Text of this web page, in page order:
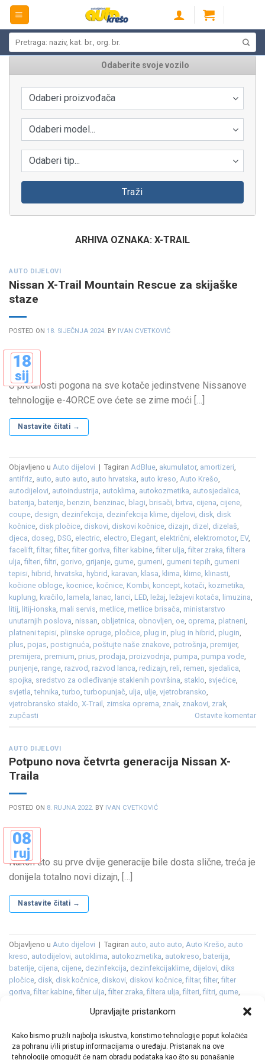
Upravljajte pristankom
Kako bismo pružili najbolja iskustva, koristimo tehnologije poput kolačića
za pohranu i/ili pristup informacijama o uređaju. Pristanak na ove
tehnologije omogućit će nam obradu podataka kao što su ponašanje
Skip
content
Odaberite svoje vozilo
Odaberi proizvođača
Odaberi model...
Odaberi tip...
Traži
ARHIVA OZNAKA: X-TRAIL
AUTO DIJELOVI
Nissan X-Trail Mountain Rescue za skijaške
staze
POSTED ON 18. SIJEČNJA 2024. BY IVAN CVETKOVIĆ
18
sij
U prednosti pogona na sve kotače jedinstvene Nissanove
tehnologije e-4ORCE ove ćete se zime moći […]
Nastavite čitati →
Objavljeno u Auto dijelovi | Tagiran AdBlue, akumulator, amortizeri,
antifriz, auto, auto auto, auto hrvatska, auto kreso, Auto Krešo,
autodijelovi, autoindustrija, autoklima, autokozmetika, autosjedalica,
baterija, baterije, benzin, benzinac, blagi, brisači, brtva, cijena, cijene,
coupe, design, dezinfekcija, dezinfekcija klime, dijelovi, disk, disk
kočnice, disk pločice, diskovi, diskovi kočnice, dizajn, dizel , dizelaš,
djeca, doseg, DSG, electric, electro, Elegant, električni, elektromotor, EV,
facelift,filtar,filter,filter goriva,filter kabine,filter ulja,filter zraka,filtera
ulja,filteri,filtri, gorivo, grijanje, gume, gumeni, gumeni tepih, gumeni
tepisi, hibrid, hrvatska, hybrid, karavan, klasa, klima, klime, klinasti,
kočione obloge, kocnice, kočnice, Kombi, koncept, kotači, kozmetika,
kuplung, kvačilo, lamela, lanac, lanci, LED, ležaj, ležajevi kotača, limuzina,
litij, litij-ionska, mali servis, metlice, metlice brisača, ministarstvo
unutarnjih poslova, nissan, obljetnica, obnovljen, oe, oprema, platneni,
platneni tepisi, plinske opruge, pločice, plug in, plug in hibrid, plugin,
plus, pojas, postignuća, poštujte naše znakove, potrošnja, premijer,
premijera, premium, prius, prodaja, proizvodnja, pumpa, pumpa vode,
punjenje, range, razvod, razvod lanca, redizajn, reli, remen, sjedalica,
spojka, sredstvo za odleđivanje staklenih površina, staklo, svjećice,
svjetla,tehnika,turbo,turbopunjač, ulja, ulje, vjetrobransko,
vjetrobransko staklo, X-Trail , zimska oprema, znak, znakovi, zrak,
zupčasti
Ostavite komentar
AUTO DIJELOVI
Potpuno nova četvrta generacija Nissan X-
Traila
POSTED ON 8. RUJNA 2022. BY IVAN CVETKOVIĆ
08
ruj
Nakon što su prve dvije generacije bile dosta slične, treća je
donijela totalno novi dizajn, […]
Nastavite čitati →
Objavljeno u Auto dijelovi | Tagiran auto auto auto Auto Krešo auto
kreso autodijelovi autoklima autokozmetika autokreso baterija
baterije cijena cijene dezinfekcija dezinfekcijaklime dijelovi diks
pločice disk disk kočnice diskovi diskovi kočnice ,filtar,filter,filter
goriva ,filter kabine ,filter ulja ,filter zraka ,filtera ulja ,filteri ,filtri gume
kozmetika, LED,nissan,note,oprema
platneni
qashqai,SUV,svjećice,svjetla,tekstilni tepisi,tekućina,tepih,tepisi,
terenac,trail ,vjetrobransko,vjetrobransko staklo ,X-Trail, Xtrail,zimska